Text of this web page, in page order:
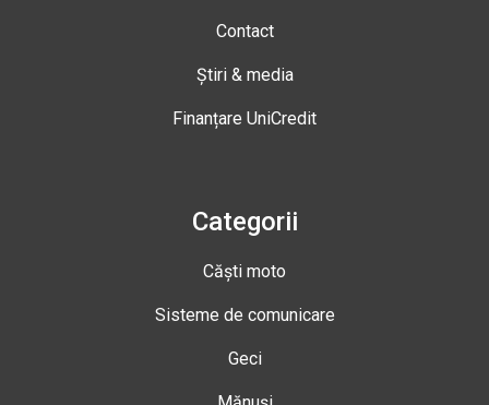
Contact
Știri & media
Finanțare UniCredit
Categorii
Căști moto
Sisteme de comunicare
Geci